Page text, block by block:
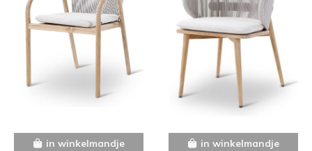
in winkelmandje in winkelmandje